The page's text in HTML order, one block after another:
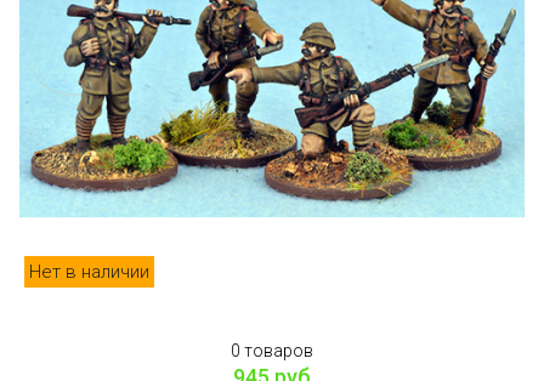
Нет в наличии
0 товаров